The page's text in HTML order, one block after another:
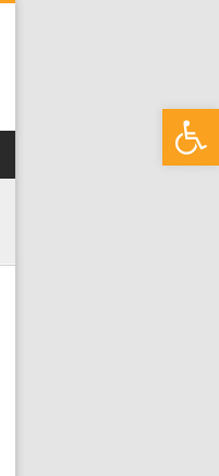
פתח סרגל נגישות